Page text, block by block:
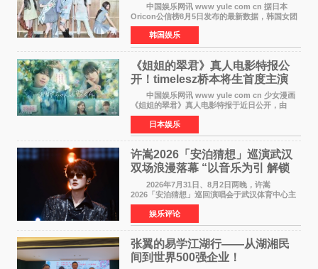
身纪录
中国娱乐网讯 www yule com cn 据日本
Oricon公信榜8月5日发布的最新数据，韩国女团
ILLIT在日本发行的第二张单曲《I Got Your
Back》首周销量达到71,009张，成功跻身最新一
期周单曲排行
韩国娱乐
《姐姐的翠君》真人电影特报公
开！timelesz桥本将生首度主演
12月4日上映
中国娱乐网讯 www yule com cn 少女漫画
《姐姐的翠君》真人电影特报于近日公开，由
timelesz成员桥本将生担任主演，这也是他首次
担任电影主演，引发高度关注。 女高中生咲
苗翠（中岛瑠菜
日本娱乐
许嵩2026「安泊猜想」巡演武汉
双场浪漫落幕 “以音乐为引 解锁
江城记忆”
2026年7月31日、8月2日两晚，许嵩
2026「安泊猜想」巡回演唱会于武汉体育中心主
体育场盛大开唱。许嵩与数万歌迷在此相聚，从
浪漫惬意的舞台设计到充满诚意与惊喜的现场互
动，共同开启了一场关于
娱乐评论
张翼的易学江湖行——从湖湘民
间到世界500强企业！